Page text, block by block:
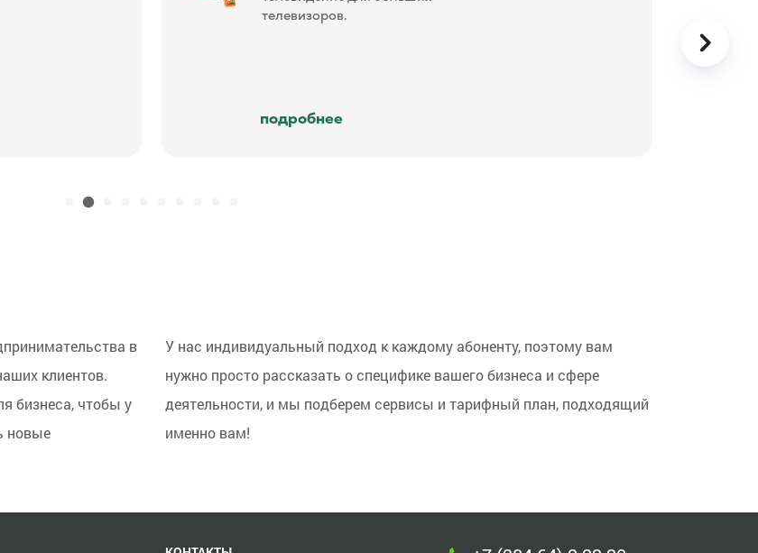
Авторизация посетителей с
подробнее
в
клиентов.
бизнеса, чтобы у
новые
У нас индивидуальный подход к каждому абоненту, поэтому вам
нужно просто рассказать о специфике вашего бизнеса и сфере
деятельности, и мы подберем сервисы и тарифный план, подходящий
именно вам!